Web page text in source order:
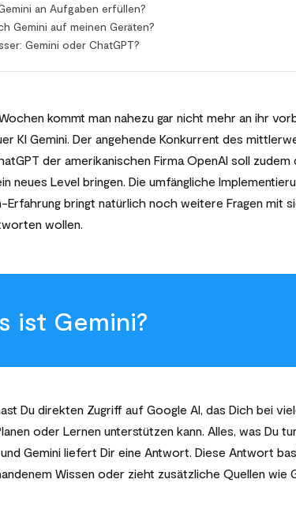
an Aufgaben erfüllen?
Gemini auf meinen Geräten?
Gemini oder ChatGPT?
kommt man nahezu gar nicht mehr an ihr
KI Gemini. Der angehende Konkurrent des
der amerikanischen Firma OpenAI soll zudem
neues Level bringen. Die umfängliche
Erfahrung bringt natürlich noch weitere Fragen mit
wollen.
ist Gemini?
Du direkten Zugriff auf Google AI, das Dich bei
oder Lernen unterstützen kann. Alles, was Du
Gemini liefert Dir eine Antwort. Diese Antwort
Wissen oder zieht zusätzliche Quellen wie